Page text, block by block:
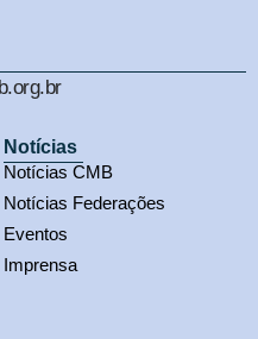
Notícias
Notícias CMB
Notícias Federações
Eventos
Imprensa